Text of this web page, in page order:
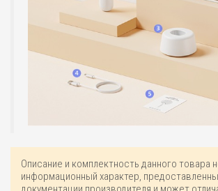
Описание и комплектность данного товара
информационный характер,